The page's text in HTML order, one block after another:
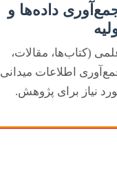
داده‌ها و
(کتاب‌ها، مقالات،
اطلاعات میدانی
نیاز برای پژوهش.